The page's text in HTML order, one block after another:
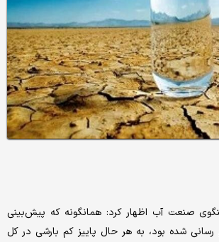
صنعت آب اظهار کرد: همانگونه که پیش‌بینی
شده بود، به هر حال پاییز کم بارشی در کل